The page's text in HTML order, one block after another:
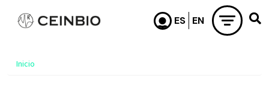
Pasar al contenido principal
Inicio